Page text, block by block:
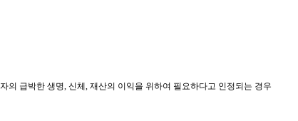
자의 급박한 생명 신체 재산의 이익을 위하여 필요하다고 인정되는 경우